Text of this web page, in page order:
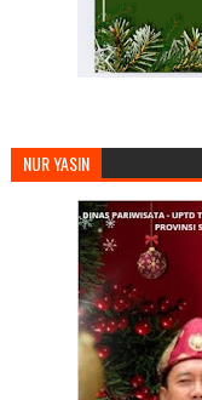
NUR YASIN